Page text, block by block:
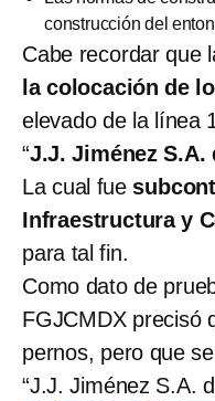
construcción del
Cabe recordar que
la colocación de
elevado de la línea
“J.J. Jiménez S.A.
La cual fue
Infraestructura y
para tal fin.
Como dato de
FGJCMDX precisó
pernos, pero que
“J.J. Jiménez S.A.